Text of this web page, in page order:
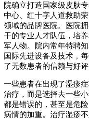
院确立打造国家级皮肤
中心、红十字人道救助
领域的品牌医院。医院
干的专业人才队伍，培
军人物。院内常年特聘
国际先进设备及技术，
了无数患者的信赖与好评
一些患者在出现了湿疹
治疗，而是选择去一些
都是错误的，甚至是危
病情的加重。治疗湿疹